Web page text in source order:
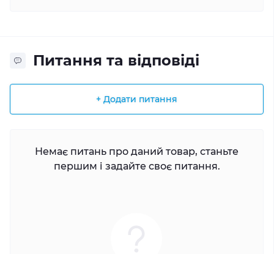
Питання та відповіді
+ Додати питання
Немає питань про даний товар, станьте
першим і задайте своє питання.